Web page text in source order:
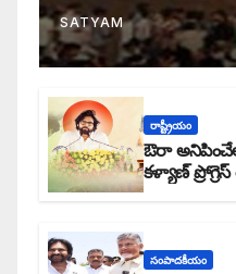
SATYAM
రాష్ట్రీయం
ఔరా
కళ్యాణ్ ప్రోగ్రెస్
సంపాదకీయం